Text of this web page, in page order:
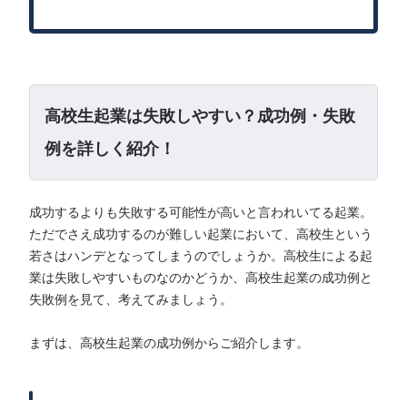
高校生起業は失敗しやすい？成功例・失敗
例を詳しく紹介！
成功するよりも失敗する可能性が高いと言われいてる起業。
ただでさえ成功するのが難しい起業において、高校生という
若さはハンデとなってしまうのでしょうか。高校生による起
業は失敗しやすいものなのかどうか、高校生起業の成功例と
失敗例を見て、考えてみましょう。
まずは、高校生起業の成功例からご紹介します。